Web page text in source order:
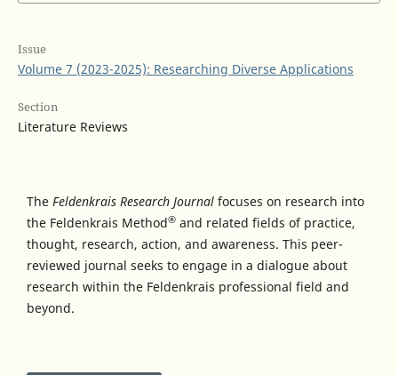
Issue
Volume 7 (2023-2025): Researching Diverse Applications
Section
Literature Reviews
The Feldenkrais Research Journal focuses on research into
the Feldenkrais Method® and related fields of practice,
thought, research, action, and awareness. This peer-
reviewed journal seeks to engage in a dialogue about
research within the Feldenkrais professional field and
beyond.